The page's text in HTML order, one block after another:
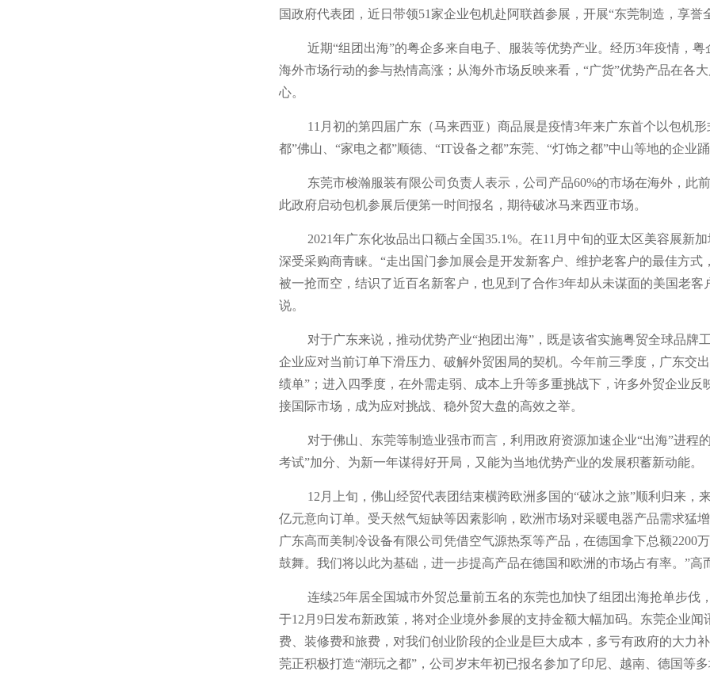
国政府代表团，近日带领51家企业包机赴阿联酋参展，开展“东莞制造，享誉
近期“组团出海”的粤企多来自电子、服装等优势产业。经历3年疫情，
海外市场行动的参与热情高涨；从海外市场反映来看，“广货”优势产品在各
心。
11月初的第四届广东（马来西亚）商品展是疫情3年来广东首个以包机
都”佛山、“家电之都”顺德、“IT设备之都”东莞、“灯饰之都”中山等地的企业
东莞市梭瀚服装有限公司负责人表示，公司产品60%的市场在海外，此
此政府启动包机参展后便第一时间报名，期待破冰马来西亚市场。
2021年广东化妆品出口额占全国35.1%。在11月中旬的亚太区美容展新
深受采购商青睐。“走出国门参加展会是开发新客户、维护老客户的最佳方
被一抢而空，结识了近百名新客户，也见到了合作3年却从未谋面的美国老
说。
对于广东来说，推动优势产业“抱团出海”，既是该省实施粤贸全球品牌
企业应对当前订单下滑压力、破解外贸困局的契机。今年前三季度，广东交
绩单”；进入四季度，在外需走弱、成本上升等多重挑战下，许多外贸企业
接国际市场，成为应对挑战、稳外贸大盘的高效之举。
对于佛山、东莞等制造业强市而言，利用政府资源加速企业“出海”进程
考试”加分、为新一年谋得好开局，又能为当地优势产业的发展积蓄新动能。
12月上旬，佛山经贸代表团结束横跨欧洲多国的“破冰之旅”顺利归来
亿元意向订单。受天然气短缺等因素影响，欧洲市场对采暖电器产品需求猛
广东高而美制冷设备有限公司凭借空气源热泵等产品，在德国拿下总额2200
鼓舞。我们将以此为基础，进一步提高产品在德国和欧洲的市场占有率。”高
连续25年居全国城市外贸总量前五名的东莞也加快了组团出海抢单步
于12月9日发布新政策，将对企业境外参展的支持金额大幅加码。东莞企业
费、装修费和旅费，对我们创业阶段的企业是巨大成本，多亏有政府的大力
莞正积极打造“潮玩之都”，公司岁末年初已报名参加了印尼、越南、德国等